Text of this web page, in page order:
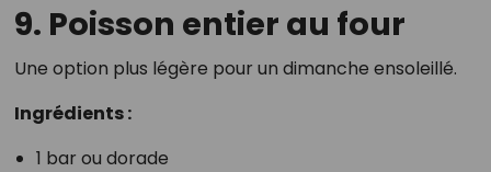
9. Poisson entier au four
Une option plus légère pour un dimanche ensoleillé.
Ingrédients :
1 bar ou dorade